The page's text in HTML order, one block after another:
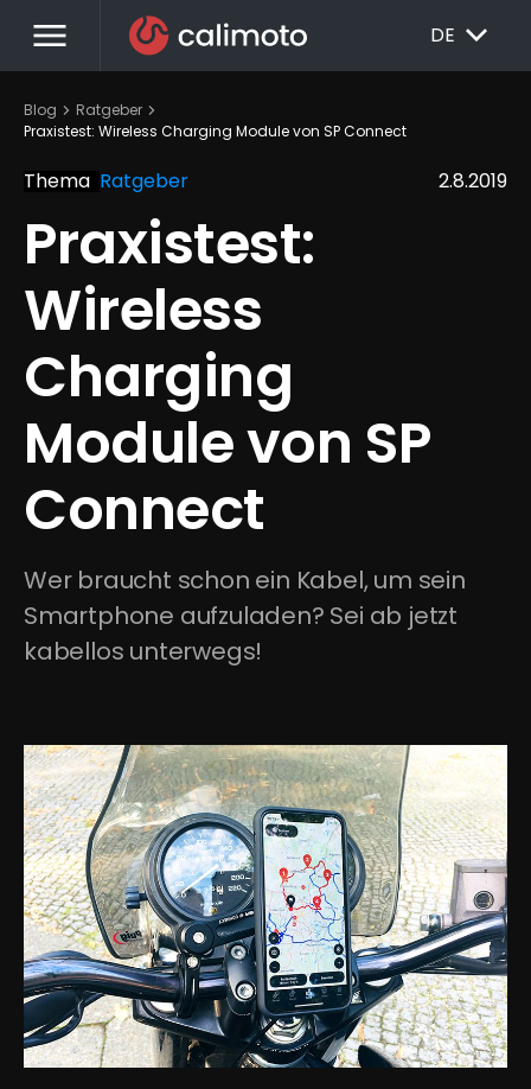
menu DE EXPAND_MORE
Blog chevron_right Ratgeber chevron_right
Praxistest: Wireless Charging Module von SP Connect
Thema Ratgeber 2.8.2019
Praxistest:
Wireless
Charging
Module von SP
Connect
Wer braucht schon ein Kabel, um sein
Smartphone aufzuladen? Sei ab jetzt
kabellos unterwegs!